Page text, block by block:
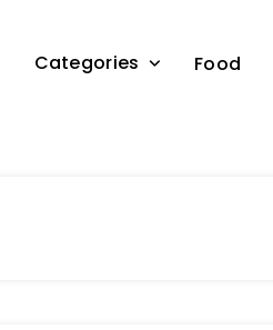
Categories Food